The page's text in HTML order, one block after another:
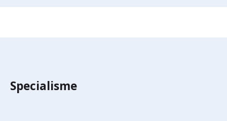
Specialisme